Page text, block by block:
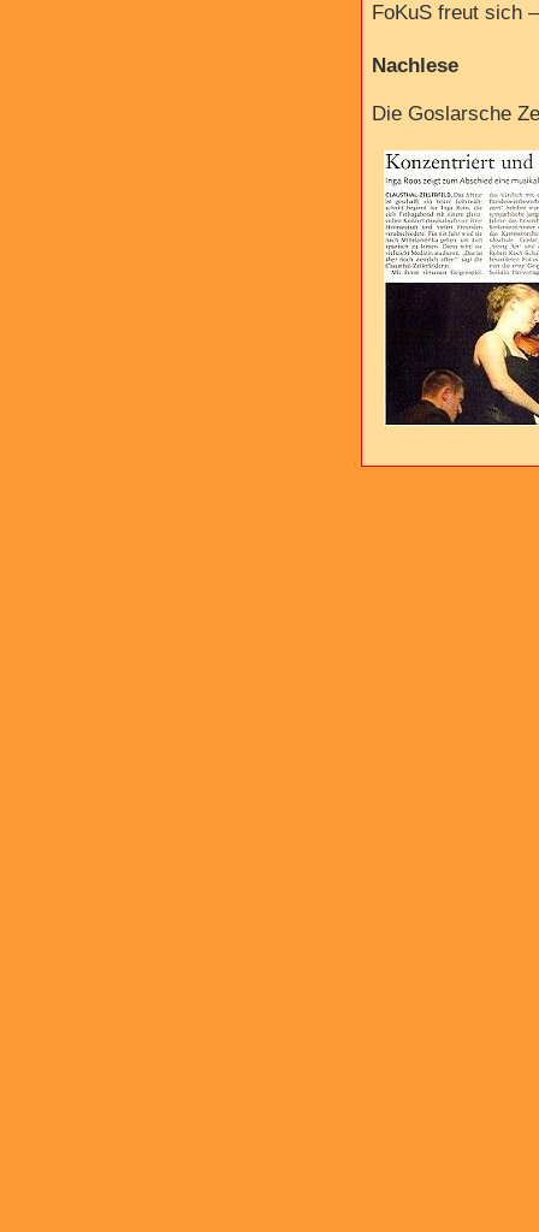
FoKuS freut sich
Nachlese
Die Goslarsche